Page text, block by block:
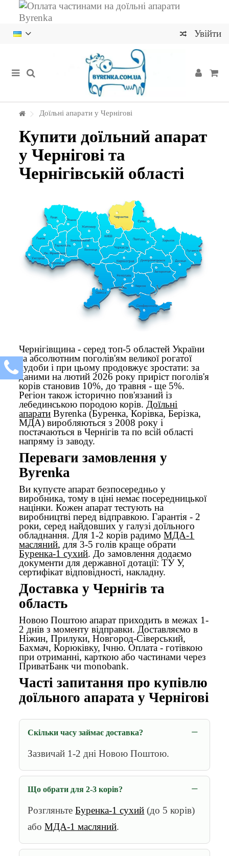
Увійти
Доїльні апарати у Чернігові
Купити доїльний апарат
у Чернігові та
Чернігівській області
Чернігівщина - серед топ-5 областей України
за абсолютним поголів'ям великої рогатої
худоби і при цьому продовжує зростати: за
даними на лютий 2026 року приріст поголів'я
корів становив 10%, до травня - ще 5%.
Регіон також історично пов'язаний із
лебединською породою корів. Доїльні
апарати Byrenka (Буренка, Корівка, Берізка,
МДА) виробляються з 2008 року і
постачаються в Чернігів та по всій області
напряму із заводу.
Переваги замовлення у
Byrenka
Ви купуєте апарат безпосередньо у
виробника, тому в ціні немає посередницької
націнки. Кожен апарат тестують на
виробництві перед відправкою. Гарантія - 2
роки, серед найдовших у галузі доїльного
обладнання. Для 1-2 корів радимоМДА-1
масляний, для 3-5 голів краще обрати
Буренка-1 сухий. До замовлення додаємо
документи для державної дотації: ТУ У,
сертифікат відповідності, накладну.
Доставка у Чернігів та
область
Новою Поштою апарат приходить в межах 1-
2 днів з моменту відправки. Доставляємо в
Ніжин, Прилуки, Новгород-Сіверський,
Бахмач, Корюківку, Ічню. Оплата - готівкою
при отриманні, карткою або частинами через
ПриватБанк чи monobank.
Часті запитання про купівлю
доїльного апарата у Чернігові
Скільки часу займає доставка?
Зазвичай 1-2 дні Новою Поштою.
Що обрати для 2-3 корів?
РозгляньтеБуренка-1 сухий (до 5 корів)
абоМДА-1 масляний.